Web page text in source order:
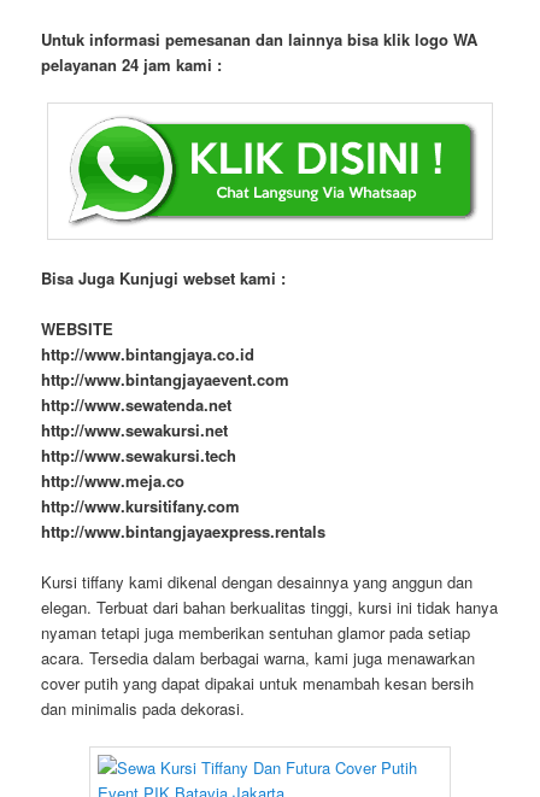
putih yang dapat mempercantik suasana acara anda, baik itu
pernikahan, seminar, ulang tahun, maupun acara perusahaan
lainnya.
Untuk informasi pemesanan dan lainnya bisa klik logo WA
pelayanan 24 jam kami :
Bisa Juga Kunjugi webset kami :
WEBSITE
http://www.bintangjaya.co.id
http://www.sewatenda.net
http://www.sewakursi.net
http://www.sewakursi.tech
http://www.meja.co
http://www.kursitifany.com
http://www.bintangjayaexpress.rentals
Kursi tiffany kami dikenal dengan desainnya yang anggun dan
elegan. Terbuat dari bahan berkualitas tinggi, kursi ini tidak hanya